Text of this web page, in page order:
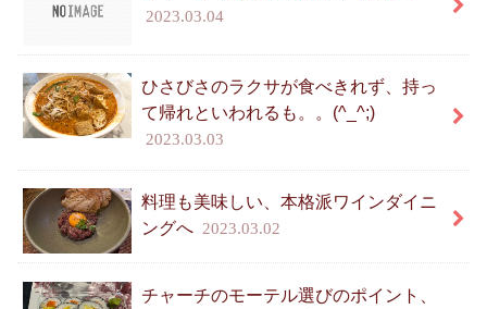
2023.03.04
ひさびさのラクサが食べきれず、持っ
て帰れといわれるも。。(^_^;)
2023.03.03
料理も美味しい、本格派ワインダイニ
ングへ 2023.03.02
チャーチのモーテル選びのポイント、